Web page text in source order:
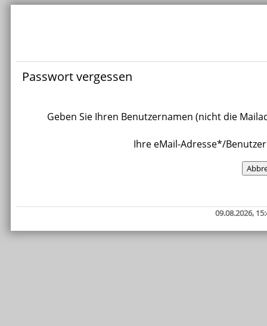
Passwort vergessen
Geben Sie Ihren Benutzernamen (nicht die
Ihre eMail-Adresse*/
09.08.2026,